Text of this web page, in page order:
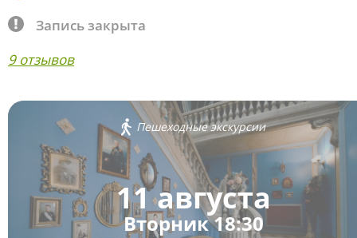
Запись закрыта
9 отзывов
Пешеходные экскурсии
11 августа
Вторник 18:30